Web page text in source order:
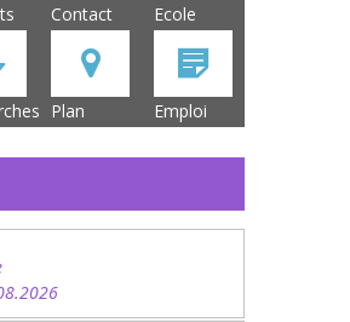
Contact Ecole
Plan Emploi